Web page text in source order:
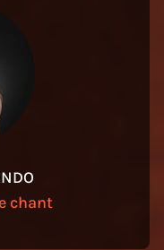
chant